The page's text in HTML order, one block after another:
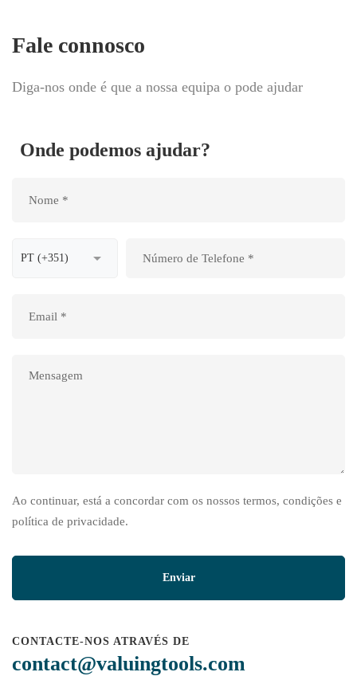
Fale connosco
Diga-nos onde é que a nossa equipa o pode ajudar
Onde podemos ajudar?
Ao continuar, está a concordar com os nossos termos, condições e
política de privacidade.
CONTACTE-NOS ATRAVÉS DE
contact@valuingtools.com